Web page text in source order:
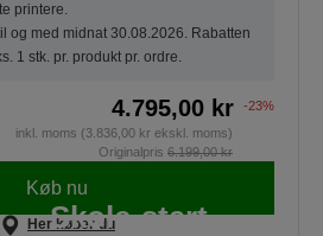
printere.
og med midnat 30.08.2026. Rabatten
1 stk. pr. produkt pr. ordre.
4.795,00 kr
-23%
inkl. moms (3.836,00 kr ekskl. moms)
Originalpris 6.199,00 kr
Køb nu
Her køber du
Skole-start